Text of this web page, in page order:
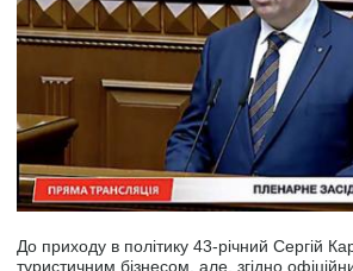
До приходу в політику 43-річний Сергій
туристичним бізнесом, але, згідно